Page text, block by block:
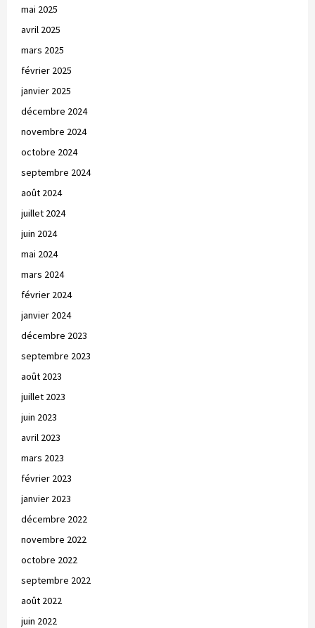
mai 2025
avril 2025
mars 2025
février 2025
janvier 2025
décembre 2024
novembre 2024
octobre 2024
septembre 2024
août 2024
juillet 2024
juin 2024
mai 2024
mars 2024
février 2024
janvier 2024
décembre 2023
septembre 2023
août 2023
juillet 2023
juin 2023
avril 2023
mars 2023
février 2023
janvier 2023
décembre 2022
novembre 2022
octobre 2022
septembre 2022
août 2022
juin 2022